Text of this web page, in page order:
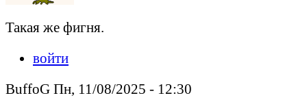
Такая же фигня.
войти
BuffoG Пн, 11/08/2025 - 12:30